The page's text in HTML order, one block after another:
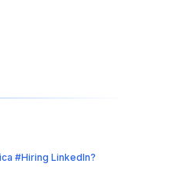
#Hiring LinkedIn?